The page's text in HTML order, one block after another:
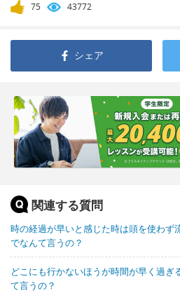
75 43772
シェア
関連する質問
時の経過が早いと感じた時は頭を使わず
でなんて言うの？
どこにも行かないほうが時間が早く過ぎ
て言うの？